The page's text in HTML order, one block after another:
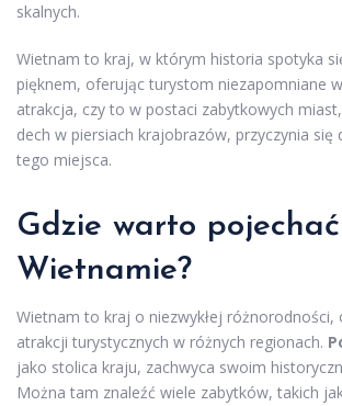
skalnych.
Wietnam to kraj, w którym historia spotyka
pięknem, oferując turystom niezapomniane
atrakcja, czy to w postaci zabytkowych
dech w piersiach krajobrazów, przyczynia
tego miejsca.
Gdzie warto
Wietnamie?
Wietnam to kraj o niezwykłej różnorodności,
atrakcji turystycznych w różnych regionach.
jako stolica kraju, zachwyca swoim
Można tam znaleźć wiele zabytków, takich